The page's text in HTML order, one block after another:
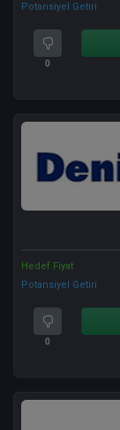
Potansiyel Getiri
0
Hedef Fiyat
Potansiyel Getiri
0